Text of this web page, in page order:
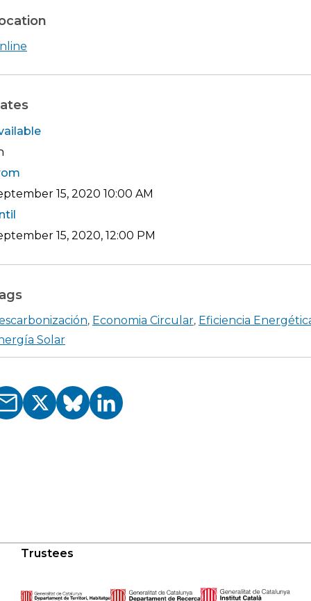
15, 2020 10:00 AM
15, 2020, 12:00 PM
, Economia Circular, Eficiencia
Solar
Trustees